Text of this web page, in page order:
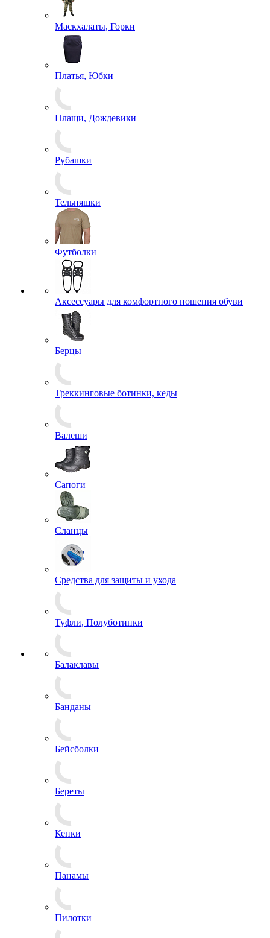
Комбинезоны
Костюмы
Куртки
Маскхалаты, Горки
Платья, Юбки
Плащи, Дождевики
Рубашки
Тельняшки
Футболки
Аксессуары для комфортного ношения обуви
Берцы
Треккинговые ботинки, кеды
Валеши
Сапоги
Сланцы
Средства для защиты и ухода
Туфли, Полуботинки
Балаклавы
Банданы
Бейсболки